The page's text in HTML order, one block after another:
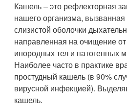
Кашель – это рефлекторная
нашего организма,
слизистой оболочки
направленная на очищение
инородных тел и патогенных
Наиболее часто в практике
простудный кашель (в 90%
вирусной инфекцией).
кашель.